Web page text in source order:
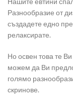
Разнообразие от
създадете едно
релаксирате.
Но освен това те
можем да Ви
голямо
скринове.